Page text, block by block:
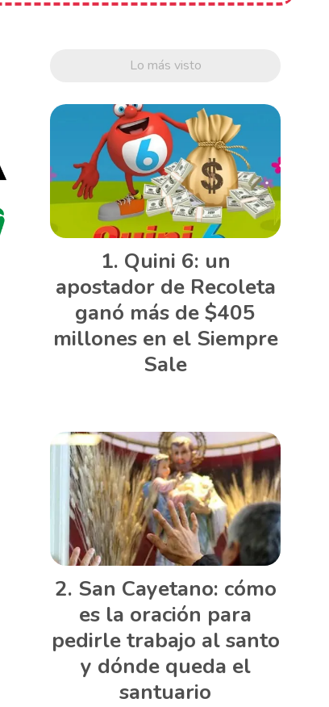
Lo más visto
Quini 6: un
apostador de Recoleta
ganó más de $405
millones en el Siempre
Sale
San Cayetano: cómo
es la oración para
pedirle trabajo al santo
y dónde queda el
santuario